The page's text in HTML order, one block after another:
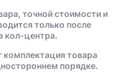
точной стоимости и
только после
кол-центра.
комплектация товара
порядке.